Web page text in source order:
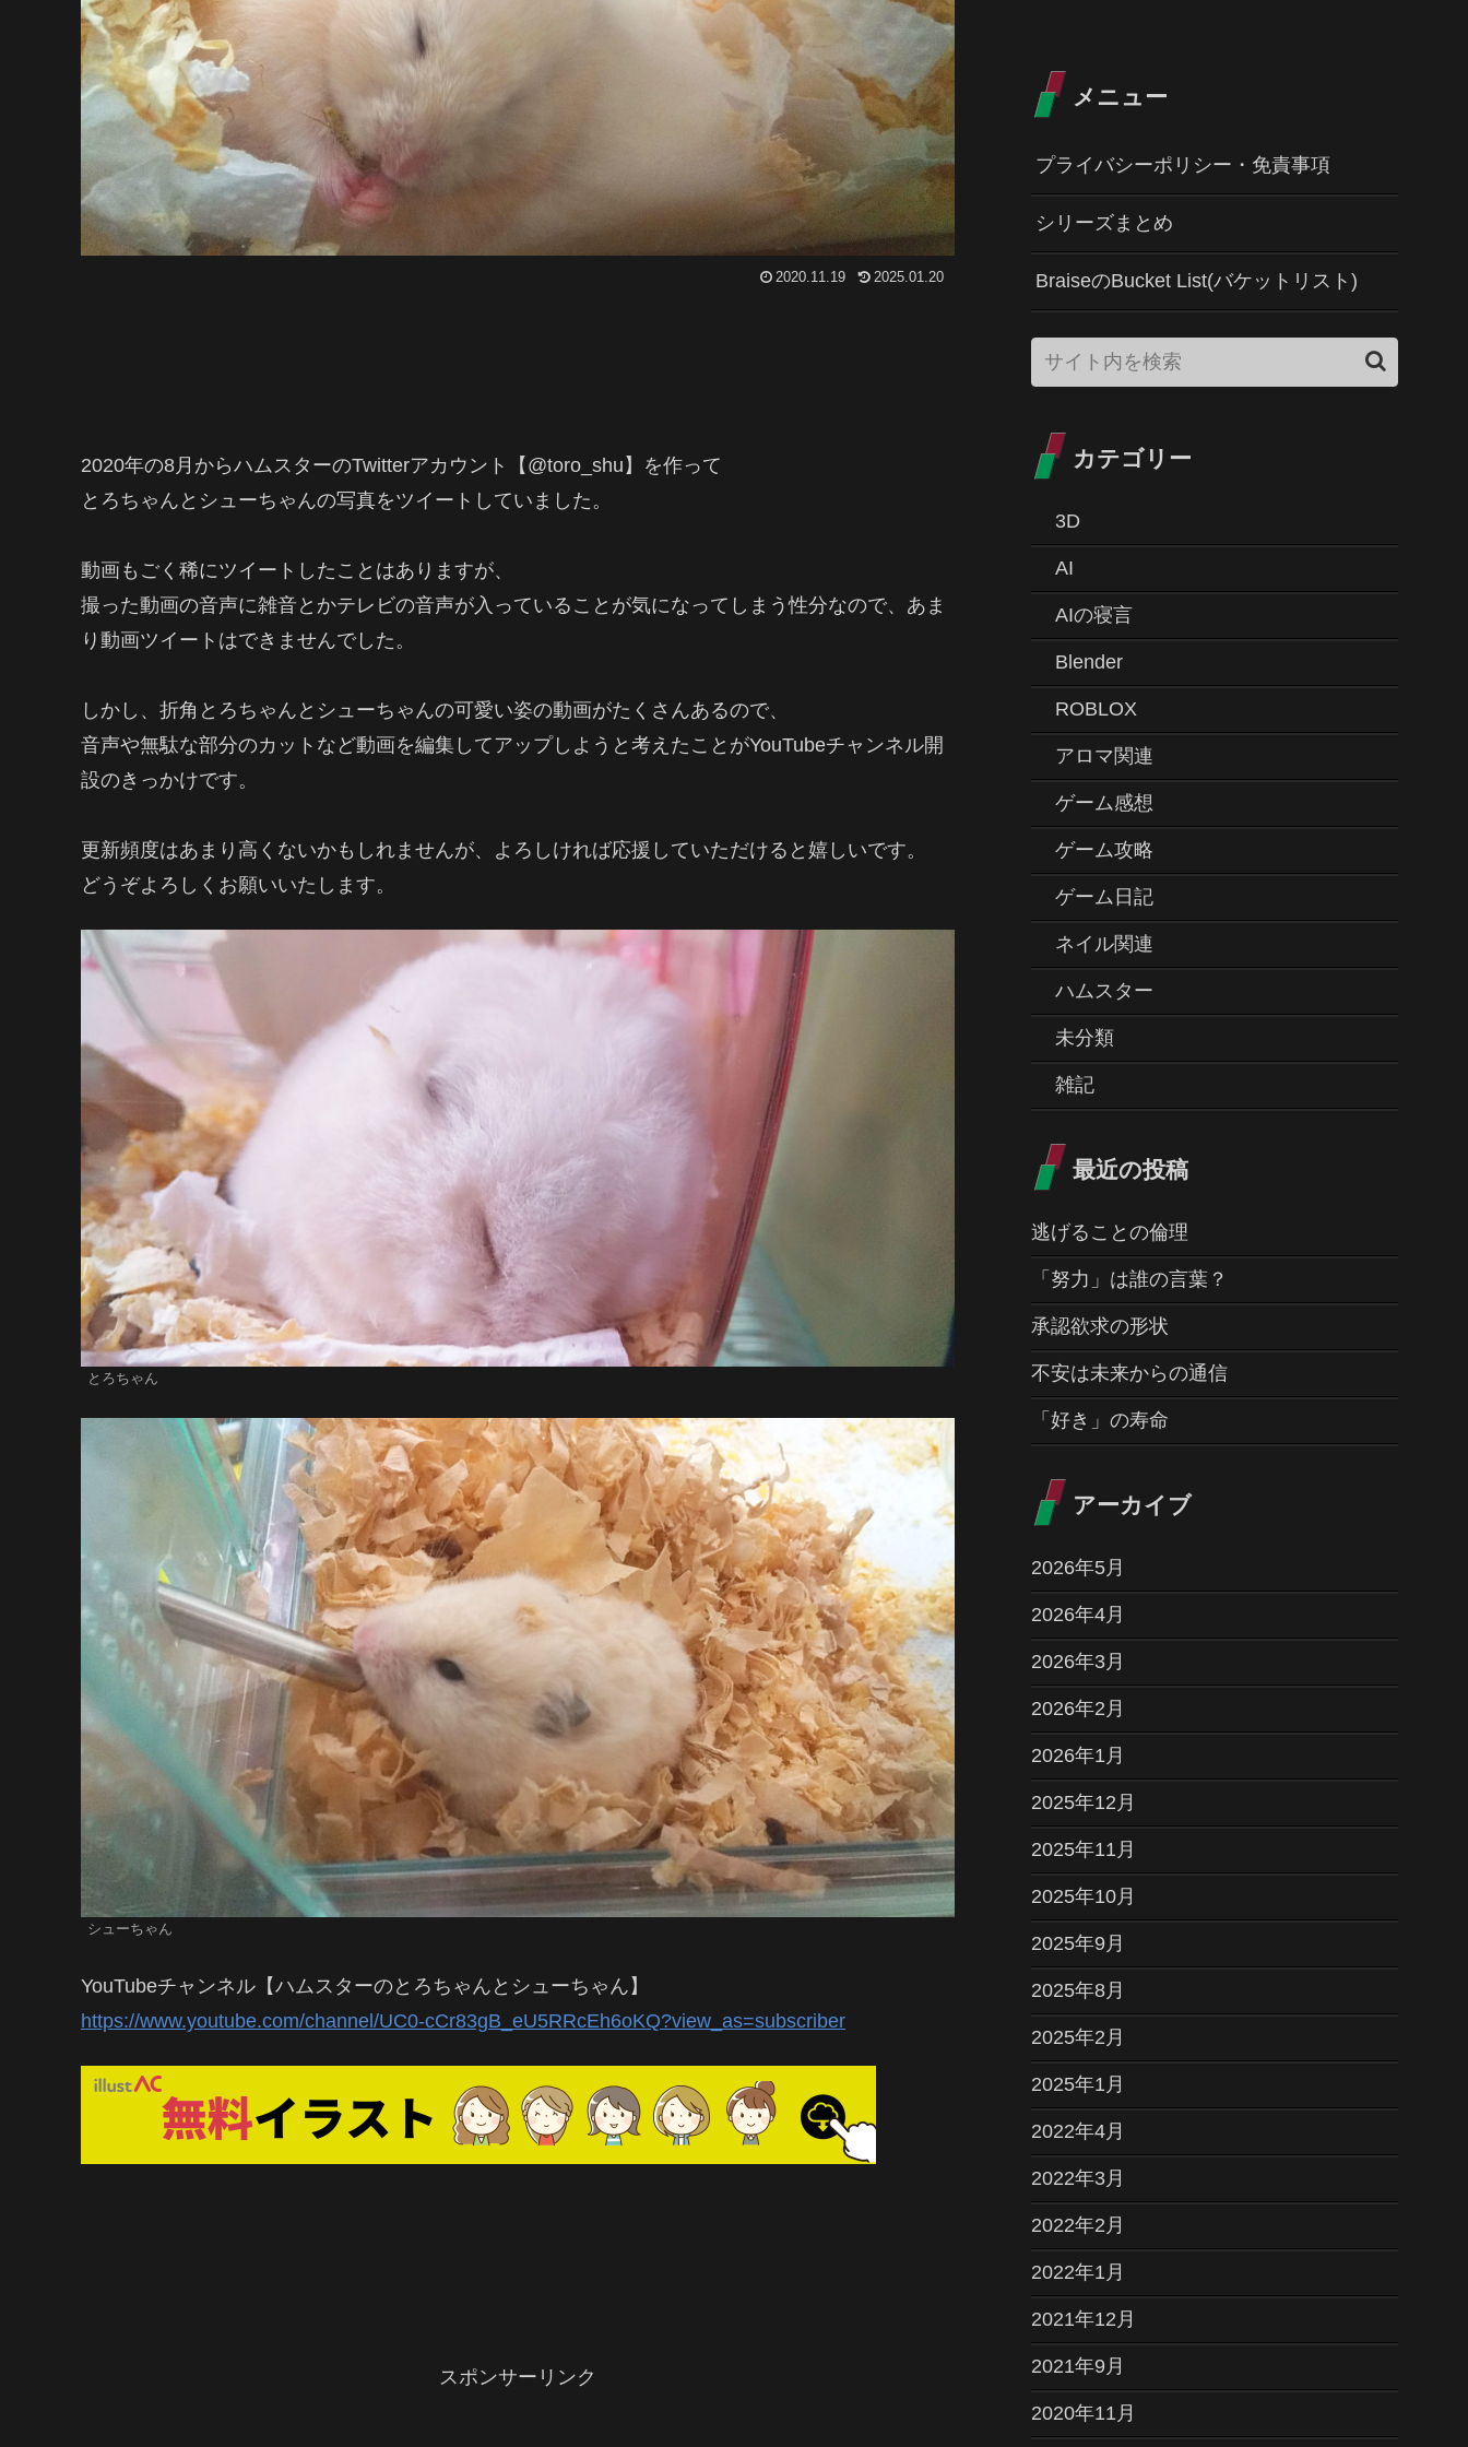
2020.11.19 2025.01.20
2020年の8月からハムスターのTwitterアカウント【@toro_shu】を作って
とろちゃんとシューちゃんの写真をツイートしていました。
動画もごく稀にツイートしたことはありますが、
撮った動画の音声に雑音とかテレビの音声が入っていることが気になってしまう性分なので、あま
り動画ツイートはできませんでした。
しかし、折角とろちゃんとシューちゃんの可愛い姿の動画がたくさんあるので、
音声や無駄な部分のカットなど動画を編集してアップしようと考えたことがYouTubeチャンネル開
設のきっかけです。
更新頻度はあまり高くないかもしれませんが、よろしければ応援していただけると嬉しいです。
どうぞよろしくお願いいたします。
とろちゃん
シューちゃん
YouTubeチャンネル【ハムスターのとろちゃんとシューちゃん】
https://www.youtube.com/channel/UC0-cCr83gB_eU5RRcEh6oKQ?view_as=subscriber
スポンサーリンク
メニュー
プライバシーポリシー・免責事項
シリーズまとめ
BraiseのBucket List(バケットリスト)
カテゴリー
3D
AI
AIの寝言
Blender
ROBLOX
アロマ関連
ゲーム感想
ゲーム攻略
ゲーム日記
ネイル関連
ハムスター
未分類
雑記
最近の投稿
逃げることの倫理
「努力」は誰の言葉？
承認欲求の形状
不安は未来からの通信
「好き」の寿命
アーカイブ
2026年5月
2026年4月
2026年3月
2026年2月
2026年1月
2025年12月
2025年11月
2025年10月
2025年9月
2025年8月
2025年2月
2025年1月
2022年4月
2022年3月
2022年2月
2022年1月
2021年12月
2021年9月
2020年11月